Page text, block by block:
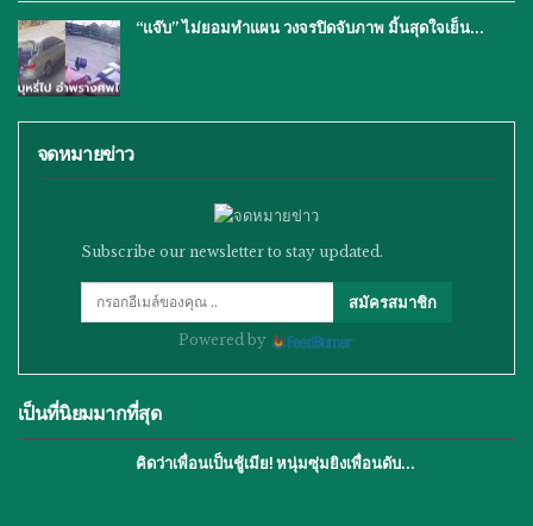
“แจ๊บ” ไม่ยอมทำแผน วงจรปิดจับภาพ มิ้นสุดใจเย็น…
จดหมายข่าว
Subscribe our newsletter to stay updated.
สมัครสมาชิก
Powered by
เป็นที่นิยมมากที่สุด
คิดว่าเพื่อนเป็นชู้เมีย! หนุ่มซุ่มยิงเพื่อนดับ…